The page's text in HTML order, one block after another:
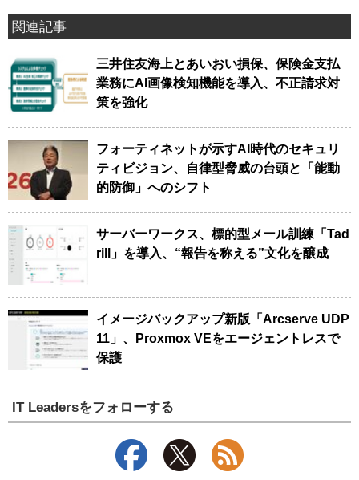
関連記事
三井住友海上とあいおい損保、保険金支払
業務にAI画像検知機能を導入、不正請求対
策を強化
フォーティネットが示すAI時代のセキュリ
ティビジョン、自律型脅威の台頭と「能動
的防御」へのシフト
サーバーワークス、標的型メール訓練「Tad
rill」を導入、“報告を称える”文化を醸成
イメージバックアップ新版「Arcserve UDP
11」、Proxmox VEをエージェントレスで
保護
IT Leadersをフォローする